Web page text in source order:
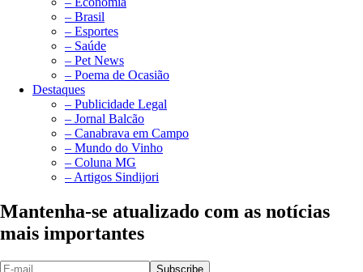
– Brasil
– Esportes
– Saúde
– Pet News
– Poema de Ocasião
Destaques
– Publicidade Legal
– Jornal Balcão
– Canabrava em Campo
– Mundo do Vinho
– Coluna MG
– Artigos Sindijori
Mantenha-se atualizado com as notícias
mais importantes
Subscribe